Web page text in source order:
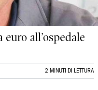
all’ospedale
2 MINUTI DI LETTURA